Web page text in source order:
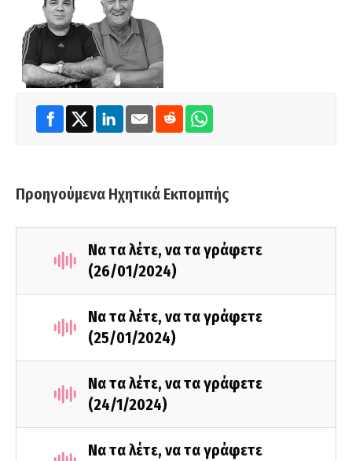
Προηγούμενα Ηχητικά Εκπομπής
Να τα λέτε, να τα γράφετε
(26/01/2024)
Να τα λέτε, να τα γράφετε
(25/01/2024)
Να τα λέτε, να τα γράφετε
(24/1/2024)
Να τα λέτε, να τα γράφετε